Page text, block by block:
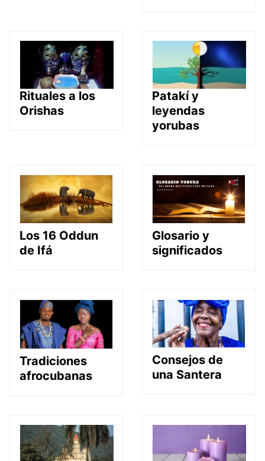
Rituales a los
Orishas
Patakí y
leyendas
yorubas
Los 16 Oddun
de Ifá
Glosario y
significados
Tradiciones
afrocubanas
Consejos de
una Santera